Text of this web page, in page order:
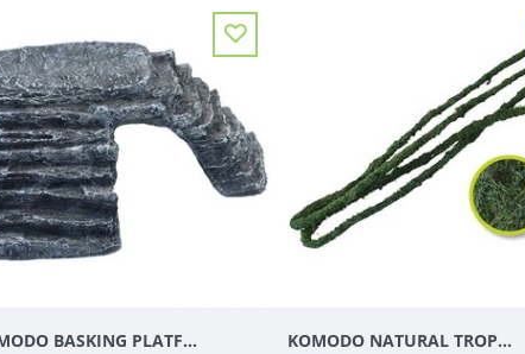
KOMODO BASKING PLATFORM CORNER RAMP GREY KOMODO NATURAL TROPICAL VINE